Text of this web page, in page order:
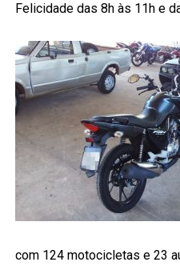
Felicidade das 8h às 11h e
com 124 motocicletas e 23